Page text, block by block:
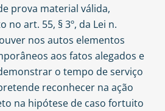
prova material válida,
no art. 55, § 3º, da Lei n.
nos autos elementos
aos fatos alegados e
o tempo de serviço
reconhecer na ação
na hipótese de caso fortuito